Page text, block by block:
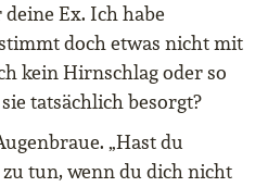
Ex. Ich habe
doch etwas nicht mit
kein Hirnschlag oder so
tatsächlich besorgt?
„Hast du
tun, wenn du dich nicht